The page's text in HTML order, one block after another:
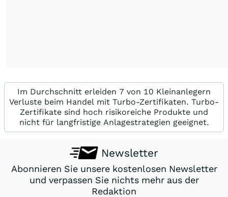
Im Durchschnitt erleiden 7 von 10 Kleinanlegern
Verluste beim Handel mit Turbo-Zertifikaten. Turbo-
Zertifikate sind hoch risikoreiche Produkte und
nicht für langfristige Anlagestrategien geeignet.
Newsletter
Abonnieren Sie unsere kostenlosen Newsletter
und verpassen Sie nichts mehr aus der
Redaktion